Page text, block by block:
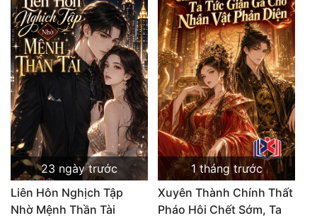
23 ngày trước
Liên Hôn Nghịch Tập
Nhờ Mệnh Thần Tài
1 tháng trước
Xuyên Thành Chính Thất
Pháo Hôi Chết Sớm, Ta